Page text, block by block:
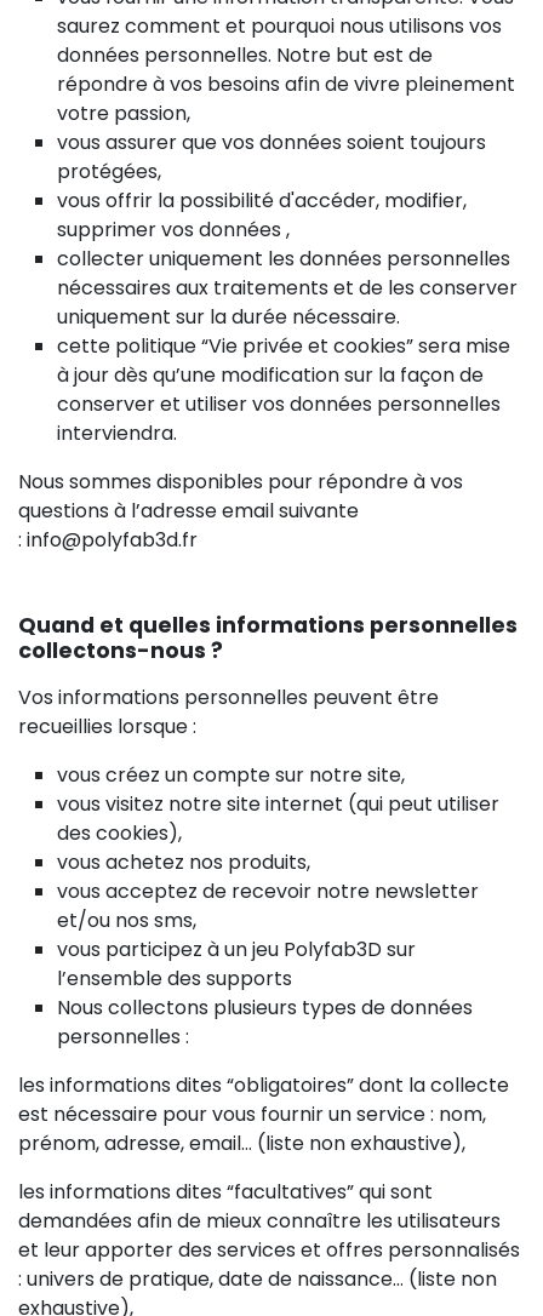
saurez comment et pourquoi nous utilisons vos
données personnelles. Notre but est de
répondre à vos besoins afin de vivre pleinement
votre passion,
vous assurer que vos données soient toujours
protégées,
vous offrir la possibilité d'accéder, modifier,
supprimer vos données ,
collecter uniquement les données personnelles
nécessaires aux traitements et de les conserver
uniquement sur la durée nécessaire.
cette politique “Vie privée et cookies” sera mise
à jour dès qu’une modification sur la façon de
conserver et utiliser vos données personnelles
interviendra.
Nous sommes disponibles pour répondre à vos
questions à l’adresse email suivante
: info@polyfab3d.fr
Quand et quelles informations personnelles
collectons-nous ?
Vos informations personnelles peuvent être
recueillies lorsque :
vous créez un compte sur notre site,
vous visitez notre site internet (qui peut utiliser
des cookies),
vous achetez nos produits,
vous acceptez de recevoir notre newsletter
et/ou nos sms,
vous participez à un jeu Polyfab3D sur
l’ensemble des supports
Nous collectons plusieurs types de données
personnelles :
les informations dites “obligatoires” dont la collecte
est nécessaire pour vous fournir un service : nom,
prénom, adresse, email… (liste non exhaustive),
les informations dites “facultatives” qui sont
demandées afin de mieux connaître les utilisateurs
et leur apporter des services et offres personnalisés
: univers de pratique, date de naissance… (liste non
exhaustive),